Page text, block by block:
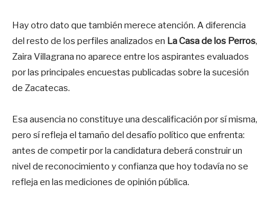
Hay otro dato que también merece atención. A diferencia
del resto de los perfiles analizados en La Casa de los Perros,
Zaira Villagrana no aparece entre los aspirantes evaluados
por las principales encuestas publicadas sobre la sucesión
de Zacatecas.
Esa ausencia no constituye una descalificación por sí misma,
pero sí refleja el tamaño del desafío político que enfrenta:
antes de competir por la candidatura deberá construir un
nivel de reconocimiento y confianza que hoy todavía no se
refleja en las mediciones de opinión pública.